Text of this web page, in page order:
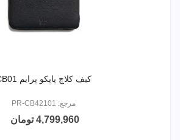
کیف کلاچ پاپکو پرایم CB01
مرجع: PR-CB42101
4,799,960 تومان